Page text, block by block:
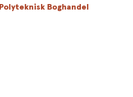
Polyteknisk Boghandel